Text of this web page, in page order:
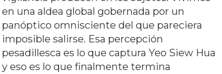
en una aldea global gobernada por un
panóptico omnisciente del que pareciera
imposible salirse. Esa percepción
pesadillesca es lo que captura Yeo Siew Hua
y eso es lo que finalmente termina